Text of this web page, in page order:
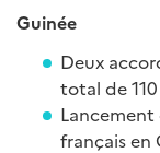
Guinée
Deux
total de
français en